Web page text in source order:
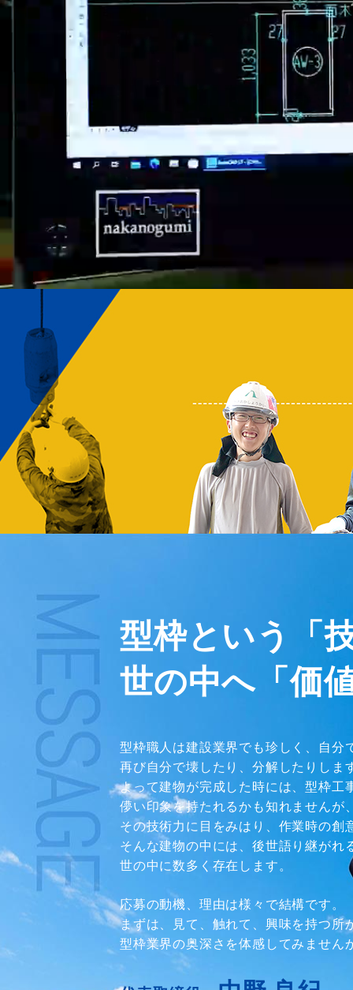
型枠という「
世の中へ「価
型枠職人は建設業界でも珍しく、自分
再び自分で壊したり、分解したりしま
よって建物が完成した時には、型枠工
儚い印象を持たれるかも知れませんが
その技術力に目をみはり、作業時の創
そんな建物の中には、後世語り継がれ
世の中に数多く存在します。
応募の動機、理由は様々で結構です。
まずは、見て、触れて、興味を持つ所
型枠業界の奥深さを体感してみません